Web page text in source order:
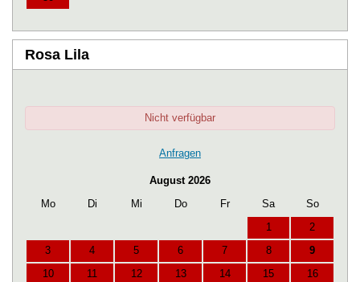
Rosa Lila
Nicht verfügbar
Anfragen
August 2026
Mo
Di Mi Do Fr Sa
So
1
2
3
4 5 6 7 8
9
10
11 12 13 14 15
16